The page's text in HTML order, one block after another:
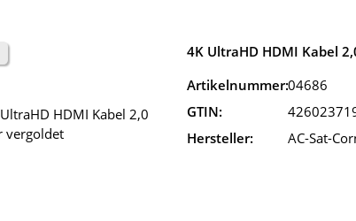
4K UltraHD HDMI Kabel
Artikelnummer:04686
GTIN:
Hersteller:
AC-Sat-